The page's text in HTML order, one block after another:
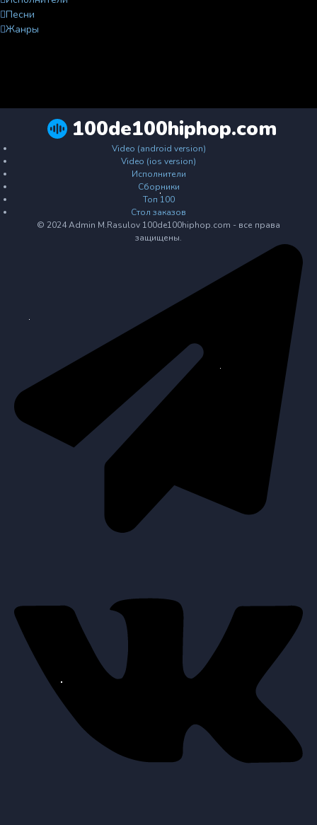
Песни
Жанры
100de100hiphop.com
Video (android version)
Video (ios version)
Исполнители
Сборники
Топ 100
Стол заказов
© 2024 Admin M.Rasulov 100de100hiphop.com - все права
защищены.